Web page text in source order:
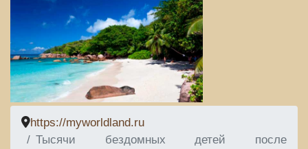
https://myworldland.ru
Тысячи бездомных детей после